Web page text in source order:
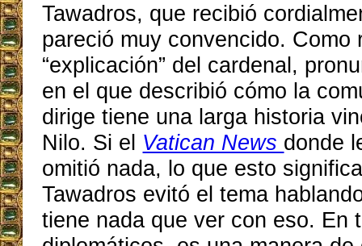
Tawadros, que recibió
pareció muy convencido. Como
“explicación” del cardenal,
en el que describió cómo la
dirige tiene una larga historia
Nilo. Si el Vatican News donde
omitió nada, lo que esto
Tawadros evitó el tema
tiene nada que ver con eso. En